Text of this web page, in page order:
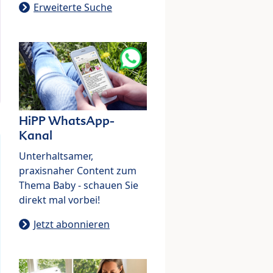
Erweiterte Suche
HiPP WhatsApp-
Kanal
Unterhaltsamer,
praxisnaher Content zum
Thema Baby - schauen Sie
direkt mal vorbei!
Jetzt abonnieren